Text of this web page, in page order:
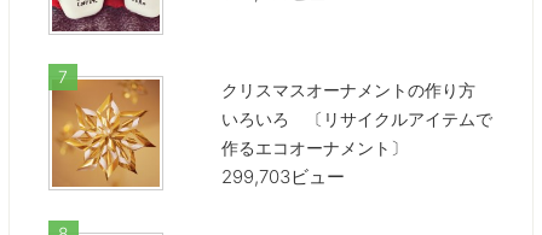
クリスマスオーナメントの作り方
いろいろ 〔リサイクルアイテムで
作るエコオーナメント〕
299,703ビュー